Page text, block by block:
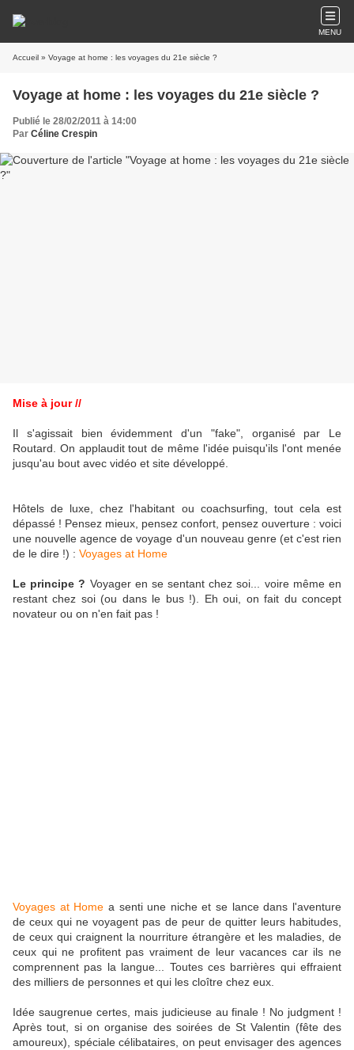
MENU
Accueil » Voyage at home : les voyages du 21e siècle ?
Voyage at home : les voyages du 21e siècle ?
Publié le 28/02/2011 à 14:00
Par Céline Crespin
Mise à jour //
Il s'agissait bien évidemment d'un "fake", organisé par Le
Routard. On applaudit tout de même l'idée puisqu'ils l'ont menée
jusqu'au bout avec vidéo et site développé.
Hôtels de luxe, chez l'habitant ou coachsurfing, tout cela est
dépassé ! Pensez mieux, pensez confort, pensez ouverture : voici
une nouvelle agence de voyage d'un nouveau genre (et c'est rien
de le dire !) : Voyages at Home
Le principe ? Voyager en se sentant chez soi... voire même en
restant chez soi (ou dans le bus !). Eh oui, on fait du concept
novateur ou on n'en fait pas !
Voyages atHome a senti une niche et se lance dans l'aventure
de ceux qui ne voyagent pas de peur de quitter leurs habitudes,
de ceux qui craignent la nourriture étrangère et les maladies, de
ceux qui ne profitent pas vraiment de leur vacances car ils ne
comprennent pas la langue... Toutes ces barrières qui effraient
des milliers de personnes et qui les cloître chez eux.
Idée saugrenue certes, mais judicieuse au finale ! No judgment !
Après tout, si on organise des soirées de St Valentin (fête des
amoureux), spéciale célibataires, on peut envisager des agences